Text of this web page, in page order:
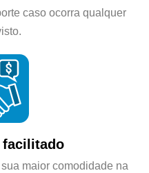
caso ocorra qualquer
facilitado
maior comodidade na